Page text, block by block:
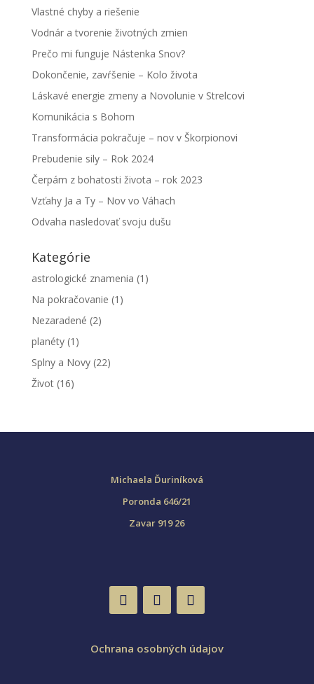
Vlastné chyby a riešenie
Vodnár a tvorenie životných zmien
Prečo mi funguje Nástenka Snov?
Dokončenie, zavŕšenie – Kolo života
Láskavé energie zmeny a Novolunie v Strelcovi
Komunikácia s Bohom
Transformácia pokračuje – nov v Škorpionovi
Prebudenie sily – Rok 2024
Čerpám z bohatosti života – rok 2023
Vzťahy Ja a Ty – Nov vo Váhach
Odvaha nasledovať svoju dušu
Kategórie
astrologické znamenia (1)
Na pokračovanie (1)
Nezaradené (2)
planéty(1)
Splny a Novy(22)
Život(16)
Michaela Ďuriníková
Poronda 646/21
Zavar 919 26
Ochrana osobných údajov